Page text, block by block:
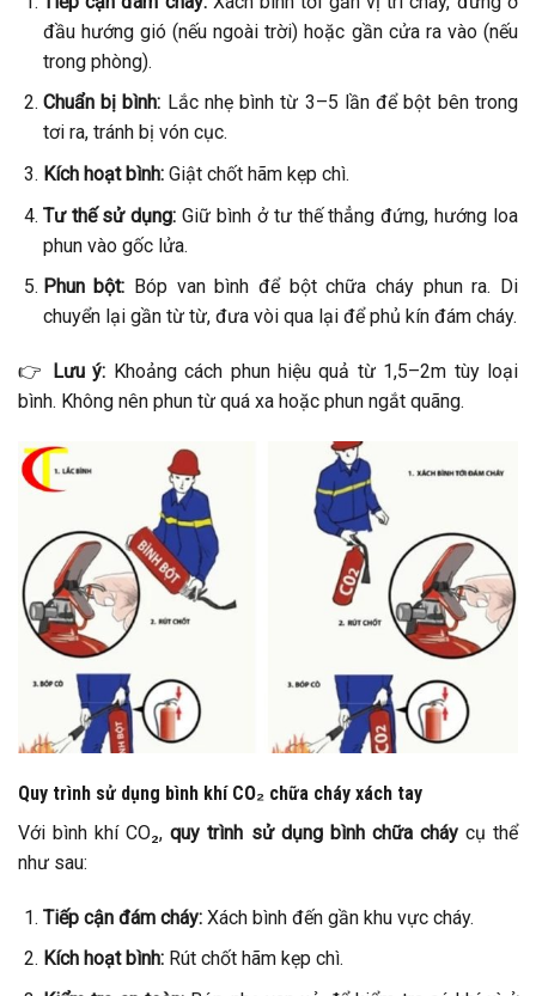
đầu hướng gió (nếu ngoài trời) hoặc gần cửa ra vào (nếu
trong phòng).
Chuẩn bị bình: Lắc nhẹ bình từ 3–5 lần để bột bên trong
tơi ra, tránh bị vón cục.
Kích hoạt bình:Giật chốt hãm kẹp chì.
Tư thế sử dụng: Giữ bình ở tư thế thẳng đứng, hướng loa
phun vào gốc lửa.
Phun bột: Bóp van bình để bột chữa cháy phun ra. Di
chuyển lại gần từ từ, đưa vòi qua lại để phủ kín đám cháy.
👉 Lưu ý: Khoảng cách phun hiệu quả từ 1,5–2m tùy loại
bình. Không nên phun từ quá xa hoặc phun ngắt quãng.
Quy trình sử dụng bình khí CO₂ chữa cháy xách tay
Với bình khí CO₂,quy trình sử dụng bình chữa cháycụ thể
như sau:
Tiếp cận đám cháy:Xách bình đến gần khu vực cháy.
Kích hoạt bình:Rút chốt hãm kẹp chì.